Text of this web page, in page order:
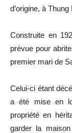
d’origine, à
Construite en
prévue pour
premier mari de
Celui-ci étant
a été mise en
propriété en
garder la